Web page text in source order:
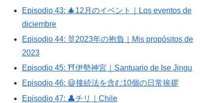
Episodio 43: 🎄12月のイベント｜Los eventos de
diciembre
Episodio 44: 🐰2023年の抱負｜Mis propósitos de
2023
Episodio 45: ⛩伊勢神宮｜Santuario de Ise Jingu
Episodio 46: 😃接続法を含む10個の日常挨拶
Episodio 47: 👤チリ｜Chile